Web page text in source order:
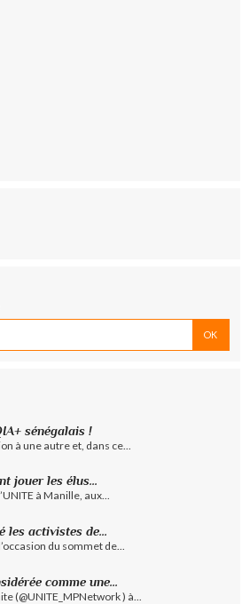
sénégalais !
à une autre et, dans ce...
jouer les élus...
à Manille, aux...
les activistes de...
du sommet de...
comme une...
(@UNITE_MPNetwork ) à...